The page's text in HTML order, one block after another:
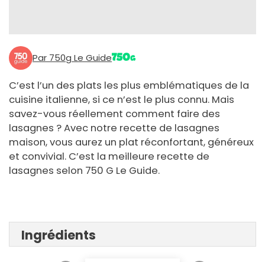
Par 750g Le Guide
C’est l’un des plats les plus emblématiques de la
cuisine italienne, si ce n’est le plus connu. Mais
savez-vous réellement comment faire des
lasagnes ? Avec notre recette de lasagnes
maison, vous aurez un plat réconfortant, généreux
et convivial. C’est la meilleure recette de
lasagnes selon 750 G Le Guide.
Ingrédients